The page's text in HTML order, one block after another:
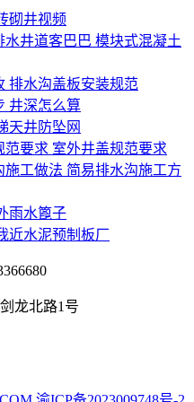
砌井视频
水井道客巴巴 模块式混凝土
排水沟盖板安装规范
井深怎么算
天井防坠网
范要求 室外井盖规范要求
施工做法 简易排水沟施工方
雨水篦子
近水泥预制板厂
龙北路1号